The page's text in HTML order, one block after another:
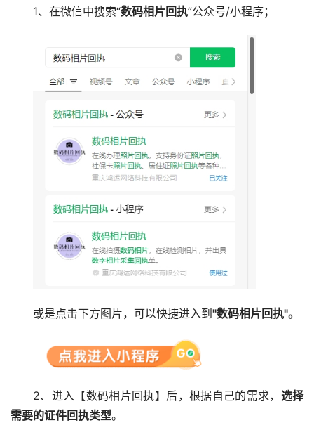
1、在微信中搜索“数码相片回执”公众号/小程序；
或是点击下方图片，可以快捷进入到"数码相片回执"。
2、进入【数码相片回执】后，根据自己的需求， 选择
需要的证件回执类型。